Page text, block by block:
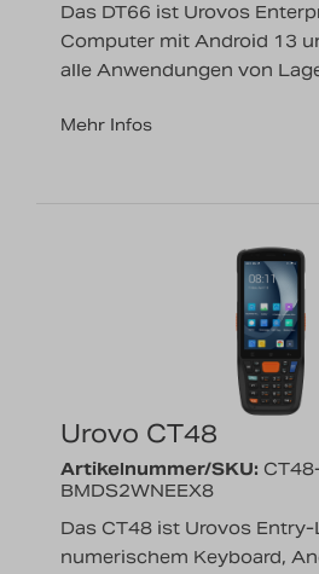
Das DT66 ist Urovos
Computer mit Android 13
alle Anwendungen von
Mehr Infos
Urovo CT48
Artikelnummer/SKU:
BMDS2WNEEX8
Das CT48 ist Urovos
numerischem Keyboard,